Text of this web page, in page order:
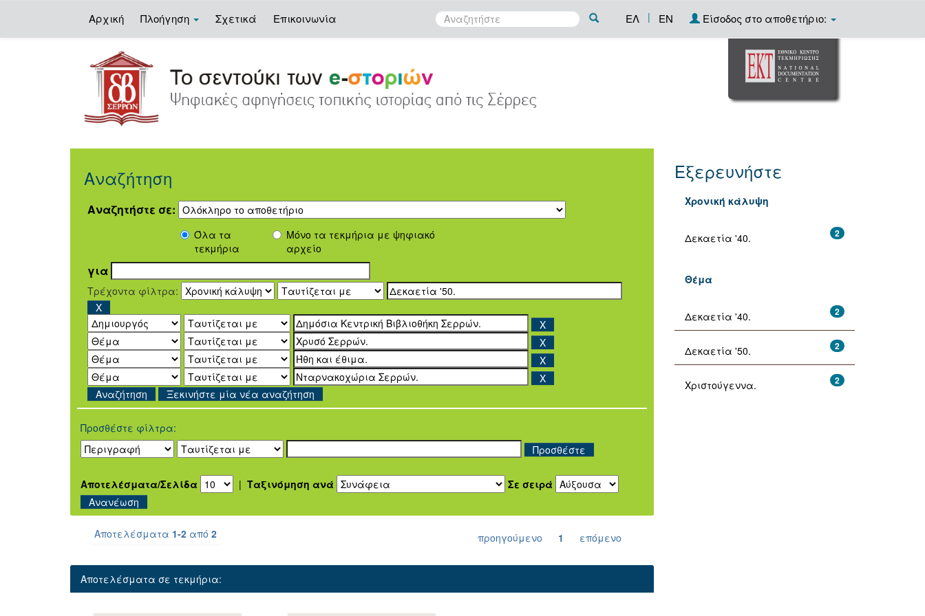
Αρχική Πλοήγηση Σχετικά Επικοινωνία ΕΛ | EN Είσοδος στο αποθετήριο:
Αναζήτηση
Αναζητήστε σε:
Όλα τα
τεκμήρια
Μόνο τα τεκμήρια με ψηφιακό
αρχείο
για
Τρέχοντα φίλτρα:
Ξεκινήστε μία νέα αναζήτηση
Προσθέστε φίλτρα:
Αποτελέσματα/Σελίδα | Ταξινόμηση ανά Σε σειρά
Αποτελέσματα 1-2 από 2 προηγούμενο 1 επόμενο
Αποτελέσματα σε τεκμήρια:
Εξερευνήστε
Χρονική κάλυψη
2
Δεκαετία '40.
Θέμα
2
Δεκαετία '40.
2
Δεκαετία '50.
2
Χριστούγεννα.